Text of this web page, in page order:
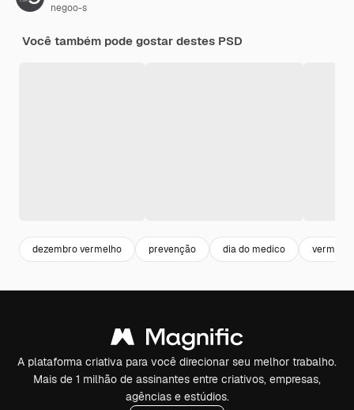
negoo-s
Você também pode gostar destes PSD
dezembro vermelho prevenção dia do medico vermelho
A plataforma criativa para você direcionar seu melhor trabalho.
Mais de 1 milhão de assinantes entre criativos, empresas,
agências e estúdios.